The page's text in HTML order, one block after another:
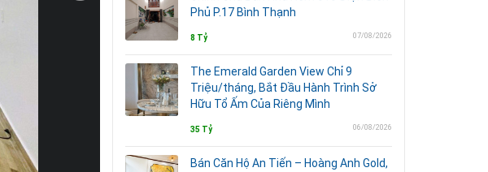
Phủ P.17 Bình Thạnh
8 Tỷ 07/08/2026
The Emerald Garden View Chỉ 9
Triệu/tháng, Bắt Đầu Hành Trình Sở
Hữu Tổ Ấm Của Riêng Mình
35 Tỷ 06/08/2026
Bán Căn Hộ An Tiến – Hoàng Anh Gold,